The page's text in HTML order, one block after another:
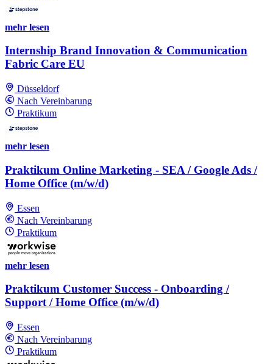
mehr lesen
Internship Brand Innovation & Communication
Fabric Care EU
Düsseldorf
Nach Vereinbarung
Praktikum
mehr lesen
Praktikum Online Marketing - SEA / Google Ads /
Home Office (m/w/d)
Essen
Nach Vereinbarung
Praktikum
mehr lesen
Praktikum Customer Success - Onboarding /
Support / Home Office (m/w/d)
Essen
Nach Vereinbarung
Praktikum